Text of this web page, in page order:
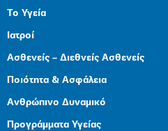
Το Υγεία
Ιατροί
Ασθενείς – Διεθνείς Ασθενείς
Ποιότητα & Ασφάλεια
Ανθρώπινο Δυναμικό
Προγράμματα Υγείας